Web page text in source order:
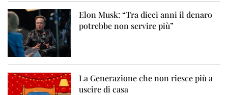
Elon Musk: “Tra dieci anni il denaro
potrebbe non servire più”
La Generazione che non riesce più a
uscire di casa